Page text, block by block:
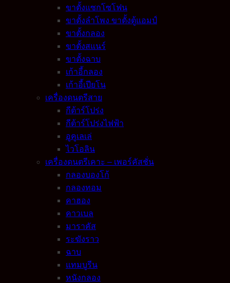
ขาตั้งแซกโซโฟน
ขาตั้งลำโพง ขาตั้งตู้แอมป์
ขาตั้งกลอง
ขาตั้งสแนร์
ขาตั้งฉาบ
เก้าอี้กลอง
เก้าอี้เปียโน
เครื่องดนตรีสาย
กีต้าร์โปร่ง
กีต้าร์โปร่งไฟฟ้า
อูคูเลเล่
ไวโอลิน
เครื่องดนตรีเคาะ – เพอร์คัสชั่น
กลองบองโก้
กลองทอม
คาฮอง
คาวเบล
มาราคัส
ระฆังราว
ฉาบ
แทมบูรีน
หนังกลอง